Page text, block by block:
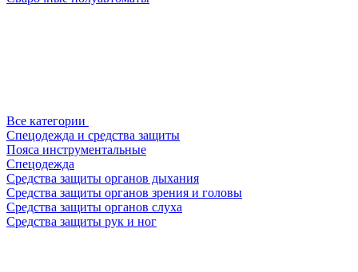
Все категории
Спецодежда и средства защиты
Пояса инструментальные
Спецодежда
Средства защиты органов дыхания
Средства защиты органов зрения и головы
Средства защиты органов слуха
Средства защиты рук и ног